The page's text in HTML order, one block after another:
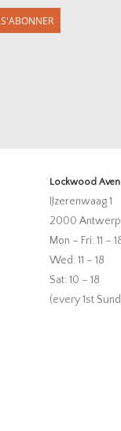
S'ABONNER
Lockwood
IJzerenwaag 1
2000
Mon – Fri: 11 –
Wed: 11 – 18
Sat: 10 – 18
(every 1st